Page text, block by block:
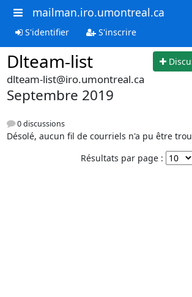
mailman.iro.umontreal.ca
S'identifier S'inscrire
Dlteam-list
dlteam-list@iro.umontreal.ca
Septembre 2019
0 discussions
Désolé, aucun fil de courriels n'a pu être
Résultats par page :